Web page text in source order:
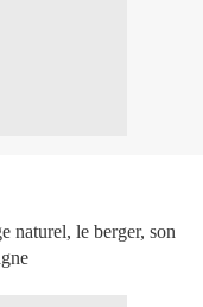
naturel, le berger, son